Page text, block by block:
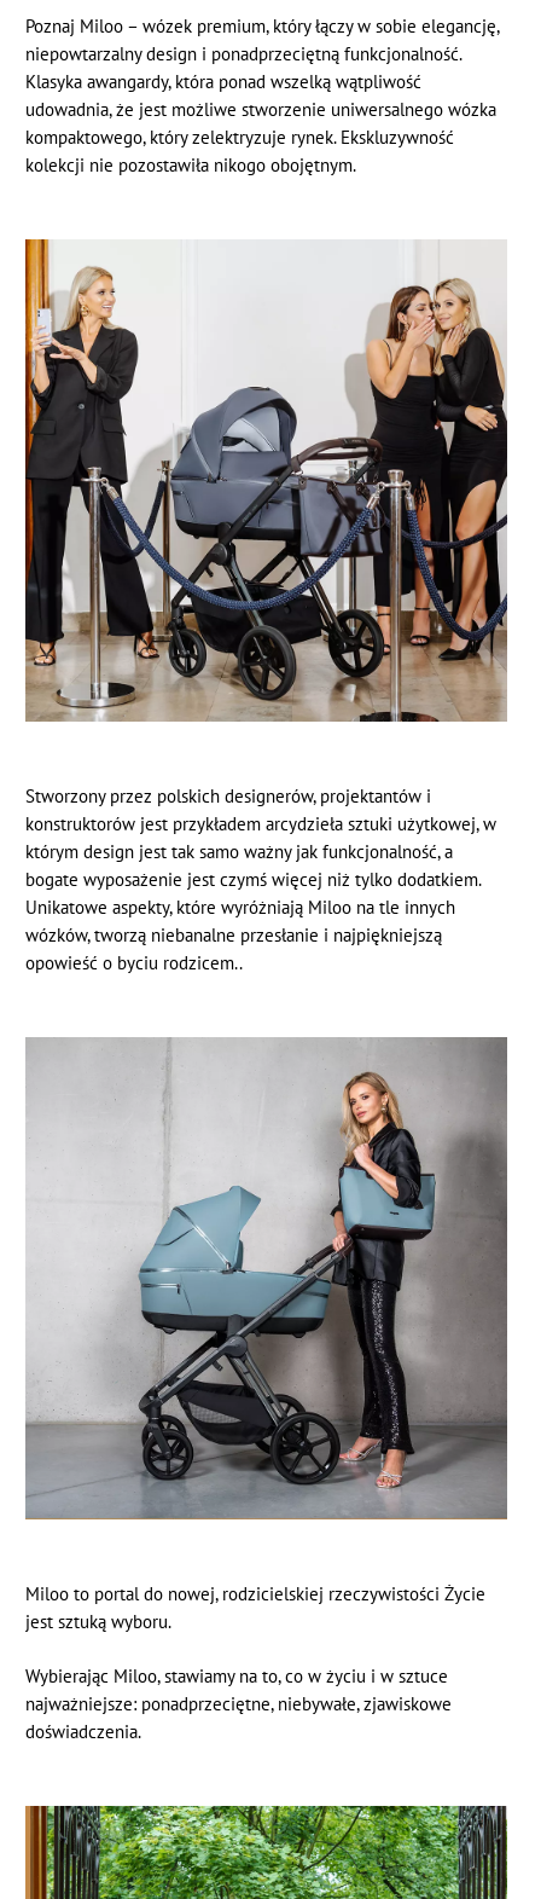
Poznaj Miloo – wózek premium, który łączy w sobie elegancję,
niepowtarzalny design i ponadprzeciętną funkcjonalność.
Klasyka awangardy, która ponad wszelką wątpliwość
udowadnia, że jest możliwe stworzenie uniwersalnego wózka
kompaktowego, który zelektryzuje rynek. Ekskluzywność
kolekcji nie pozostawiła nikogo obojętnym.
Stworzony przez polskich designerów, projektantów i
konstruktorów jest przykładem arcydzieła sztuki użytkowej, w
którym design jest tak samo ważny jak funkcjonalność, a
bogate wyposażenie jest czymś więcej niż tylko dodatkiem.
Unikatowe aspekty, które wyróżniają Miloo na tle innych
wózków, tworzą niebanalne przesłanie i najpiękniejszą
opowieść o byciu rodzicem..
Miloo to portal do nowej, rodzicielskiej rzeczywistości Życie
jest sztuką wyboru.
Wybierając Miloo, stawiamy na to, co w życiu i w sztuce
najważniejsze: ponadprzeciętne, niebywałe, zjawiskowe
doświadczenia.